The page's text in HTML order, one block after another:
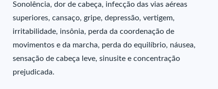
Sonolência, dor de cabeça, infecção das vias aéreas
superiores, cansaço, gripe, depressão, vertigem,
irritabilidade, insônia, perda da coordenação de
movimentos e da marcha, perda do equilíbrio, náusea,
sensação de cabeça leve, sinusite e concentração
prejudicada.